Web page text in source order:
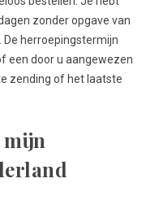
zonder opgave van
herroepingstermijn
een door u aangewezen
zending of het laatste
mijn